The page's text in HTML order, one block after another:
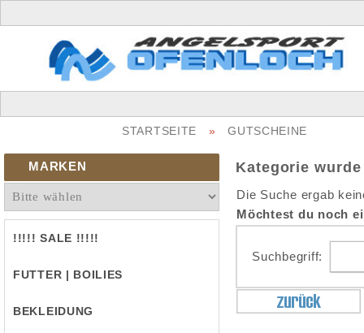
STARTSEITE » GUTSCHEINE
MARKEN
!!!!! SALE !!!!!
FUTTER | BOILIES
BEKLEIDUNG
Kategorie
Die Suche ergab
Möchtest du noch
Suchbegriff: